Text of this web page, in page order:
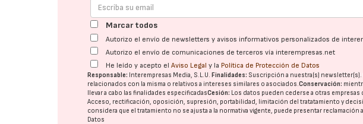
Marcar todos
Autorizo el envío de newsletters y avisos informativos personalizados de
Autorizo el envío de comunicaciones de terceros vía interempresas.net
He leído y acepto elAviso Legal y la Política de Protección de Datos
Responsable: Interempresas Media, S.L.U.Finalidades: Suscripción a nuestra(s)
relacionados con la misma o relativos a intereses similares o asociados.Conservación:
llevar a cabo las finalidades especificadasCesión: Los datos pueden cederse a otras empresas
Acceso, rectificación, oposición, supresión, portabilidad, limitación del tratatamiento y
considera que el tratamiento no se ajusta a la normativa vigente, puede presentar reclamación
Datos